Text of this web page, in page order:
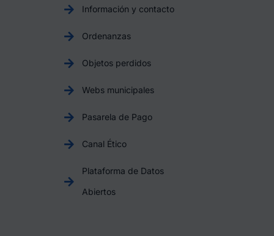
Información y contacto
Ordenanzas
Objetos perdidos
Webs municipales
Pasarela de Pago
Canal Ético
Plataforma de Datos
Abiertos